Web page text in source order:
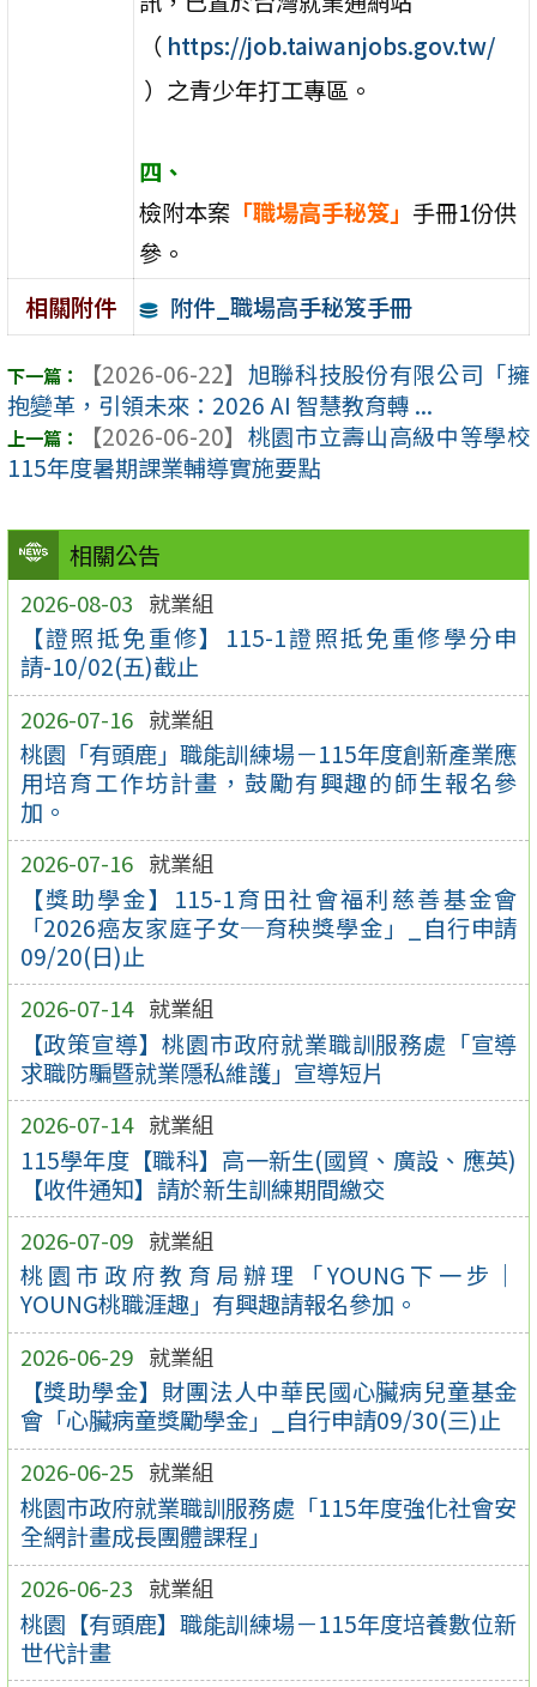
相關公告
2026-08-03 就業組
【證照抵免重修】115-1證照抵免重修學分申
請-10/02(五)截止
2026-07-16 就業組
桃園「有頭鹿」職能訓練場－115年度創新產業應
用培育工作坊計畫，鼓勵有興趣的師生報名參
加。
2026-07-16 就業組
【獎助學金】115-1育田社會福利慈善基金會
「2026癌友家庭子女─育秧獎學金」_自行申請
09/20(日)止
2026-07-14 就業組
【政策宣導】桃園市政府就業職訓服務處「宣導
求職防騙暨就業隱私維護」宣導短片
2026-07-14 就業組
115學年度【職科】高一新生(國貿、廣設、應英)
【收件通知】請於新生訓練期間繳交
2026-07-09 就業組
桃園市政府教育局辦理「YOUNG下一步｜
YOUNG桃職涯趣」有興趣請報名參加。
2026-06-29 就業組
【獎助學金】財團法人中華民國心臟病兒童基金
會「心臟病童獎勵學金」_自行申請09/30(三)止
2026-06-25 就業組
桃園市政府就業職訓服務處「115年度強化社會安
全網計畫成長團體課程」
2026-06-23 就業組
桃園【有頭鹿】職能訓練場－115年度培養數位新
世代計畫
（ https://job.taiwanjobs.gov.tw/
）之青少年打工專區。
四、
檢附本案 「職場高手秘笈」 手冊1份供
參。
相關附件
附件_職場高手秘笈手冊
【2026-06-22】 旭聯科技股份有限公司「擁
抱變革，引領未來：2026 AI 智慧教育轉 ...
【2026-06-20】 桃園市立壽山高級中等學校
115年度暑期課業輔導實施要點